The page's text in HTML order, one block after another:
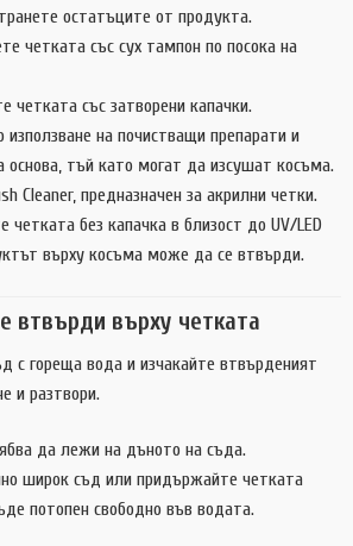
остатъците от продукта.
четката със сух тампон по посока на
четката със затворени капачки.
използване на почистващи препарати и
основа, тъй като могат да изсушат косъма.
Cleaner, предназначен за акрилни четки.
четката без капачка в близост до UV/LED
върху косъма може да се втвърди.
втвърди върху четката
с гореща вода и изчакайте втвърденият
и разтвори.
да лежи на дъното на съда.
широк съд или придържайте четката
потопен свободно във водата.